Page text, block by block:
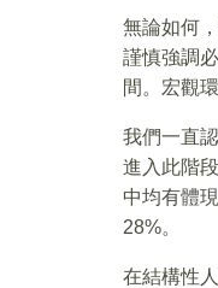
無論如何
謹慎強調
間。宏觀
我們一直
進入此階
中均有體
28%。
在結構性